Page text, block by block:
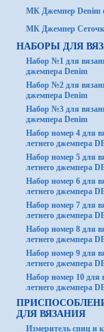
МК Джемпер Denim
МК Джемпер
НАБОРЫ ДЛЯ
Набор №1 для
джемпера Denim
Набор №2 для
джемпера Denim
Набор №3 для
джемпера Denim
Набор номер 4 для
летнего джемпера
Набор номер 5 для
летнего джемпера
Набор номер 6 для
летнего джемпера
Набор номер 7 для
летнего джемпера
Набор номер 8 для
летнего джемпера
Набор номер 9 для
летнего джемпера
Набор номер 10 для
летнего джемпера
ДЛЯ ВЯЗАНИЯ
Измеритель спиц и